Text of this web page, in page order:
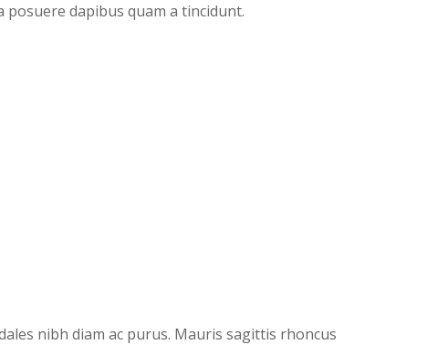
dapibus quam a tincidunt.
nibh diam ac purus. Mauris sagittis rhoncus